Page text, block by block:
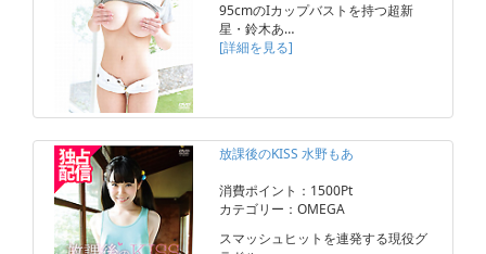
95cmのIカップバストを持つ超新
星・鈴木あ…
[詳細を見る]
放課後のKISS 水野もあ
消費ポイント：1500Pt
カテゴリー：OMEGA
スマッシュヒットを連発する現役グ